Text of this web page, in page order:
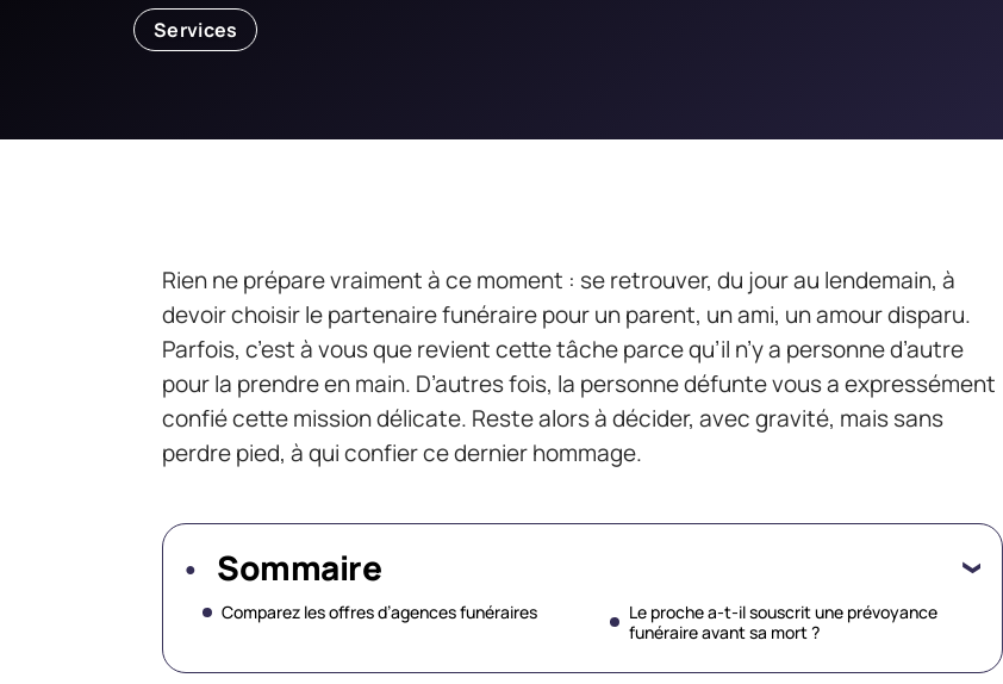
Services
Rien ne prépare vraiment à ce moment : se retrouver, du jour au lendemain, à
devoir choisir le partenaire funéraire pour un parent, un ami, un amour disparu.
Parfois, c’est à vous que revient cette tâche parce qu’il n’y a personne d’autre
pour la prendre en main. D’autres fois, la personne défunte vous a expressément
confié cette mission délicate. Reste alors à décider, avec gravité, mais sans
perdre pied, à qui confier ce dernier hommage.
Sommaire
Comparez les offres d’agences funéraires
Le proche a-t-il souscrit une prévoyance
funéraire avant sa mort ?